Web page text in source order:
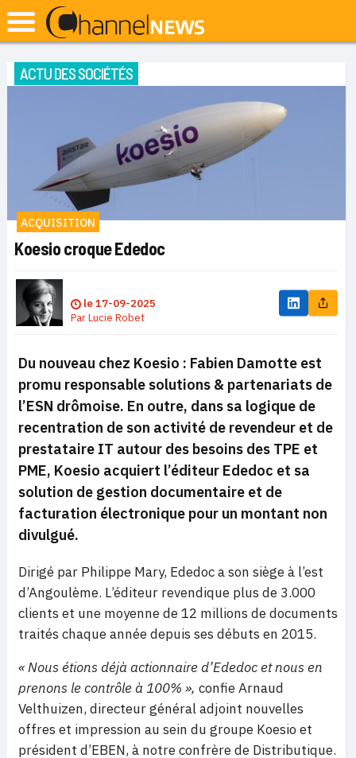
ACTU DES SOCIÉTÉS
ACQUISITION
Koesio croque Ededoc
le17-09-2025
ParLucie Robet
Du nouveau chez Koesio : Fabien Damotte est
promu responsable solutions & partenariats de
l’ESN drômoise. En outre, dans sa logique de
recentration de son activité de revendeur et de
prestataire IT autour des besoins des TPE et
PME, Koesio acquiert l’éditeur Ededoc et sa
solution de gestion documentaire et de
facturation électronique pour un montant non
divulgué.
Dirigé par Philippe Mary, Ededoc a son siège à l’est
d’Angoulème. L’éditeur revendique plus de 3.000
clients et une moyenne de 12 millions de documents
traités chaque année depuis ses débuts en 2015.
« Nous étions déjà actionnaire d’Ededoc et nous en
prenons le contrôle à 100% », confie Arnaud
Velthuizen, directeur général adjoint nouvelles
offres et impression au sein du groupe Koesio et
président d’EBEN, à notre confrère de Distributique.